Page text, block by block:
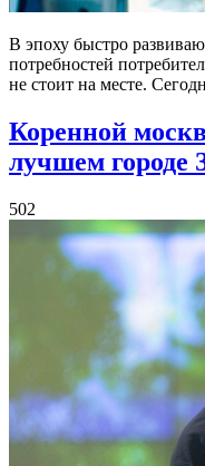
В эпоху быстро
потребностей
не стоит на месте.
Коренной
лучшем городе
502